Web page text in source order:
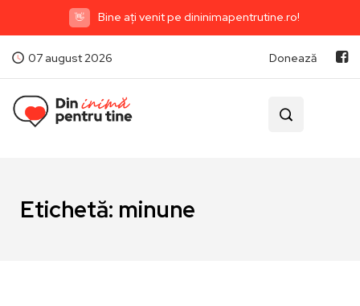
👋 Bine ați venit pe dininimapentrutine.ro!
07 august 2026 Donează
Etichetă: minune